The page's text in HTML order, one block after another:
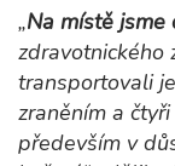
„Na místě
zdravotnického
transportovali
zraněním a
především v